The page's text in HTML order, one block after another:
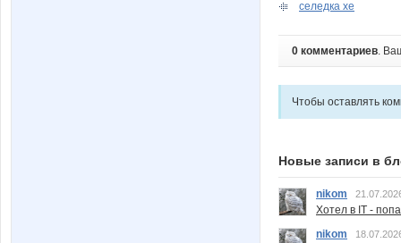
селедка хе
0 комментариев.
Чтобы оставлять
Новые записи в
nikom
Хотел в IT -
nikom